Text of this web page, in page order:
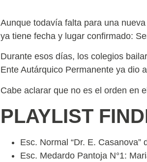
Aunque todavía falta para una
ya tiene fecha y lugar confirmado:
Durante esos días, los colegios
Ente Autárquico Permanente ya dio
Cabe aclarar que no es el orden en
PLAYLIST
Esc. Normal “Dr. E.
Esc. Medardo Pantoja N°1: